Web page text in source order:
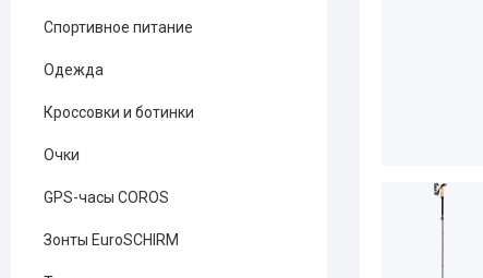
Спортивное питание
Одежда
Кроссовки и ботинки
Очки
GPS-часы COROS
Зонты EuroSCHIRM